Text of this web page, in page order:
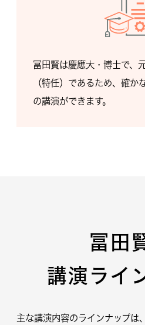
冨田賢は慶應大・博士で、
（特任）であるため、確か
の講演ができます。
冨田
講演ライ
主な講演内容のラインナップは